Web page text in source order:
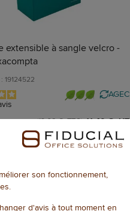
extensible à sangle velcro -
19124522
AGEC
11,40 € HT
(13,68 € TTC)
EN STOCK, LIVRÉ EN 24/48H
AJOUTER
son fonctionnement,
d'avis à tout moment en